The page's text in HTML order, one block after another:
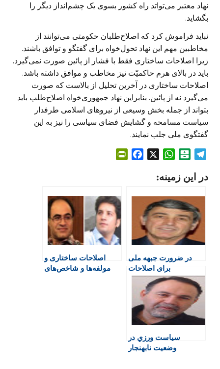
نهاد معتبر می‌تواتد راه کشور بسوی یک چشم‌انداز دیگر را
بگشاید.
نباید فراموش کرد که اصلاح‌طلبان حکومتی می‌توانند از
مخاطبین مهم این نهاد تحول‌خواه برای گفتگو و توافق باشند.
زیرا اصلاحات ساختاری فقط با فشار از پائین صورت نمی‌گیرد.
باید در بالای هرم حاکمیّت نیز مخاطب و موافق داشته باشد.
اصلاحات ساختاری در آخرین تحلیل از بالاست که صورت
می‌گیرد نه از پائین. بنابراین نهاد جمهوری‌خواه اصلاح‌طلب باید
بتواند از جمله بخش وسیعی از نیروهای اسلامی طرفدار
سیاست مسامحه و گشایش فضای سیاسی را نیز به این
گفتگوی ملی جلب نمایند.
l
g
r
a
m
t
a
r
i
n
W
a
s
A
p
p
t
F
r
i
e
در این زمینه:
در ضرورت جبهه ملی
برای اصلاحات
اصلاحات ساختاری و
مولفه‌ها و شاخص‌های
سياست ورزي در
وضعيت نابهنجار